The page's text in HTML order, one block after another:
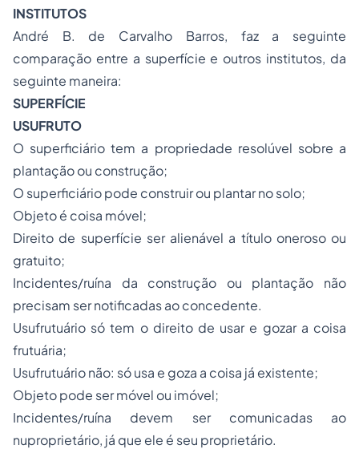
INSTITUTOS
André B. de Carvalho Barros, faz a seguinte
comparação entre a superfície e outros institutos, da
seguinte maneira:
SUPERFÍCIE
USUFRUTO
O superficiário tem a propriedade resolúvel sobre a
plantação ou construção;
O superficiário pode construir ou plantar no solo;
Objeto é coisa móvel;
Direito de superfície ser alienável a título oneroso ou
gratuito;
Incidentes/ruína da construção ou plantação não
precisam ser notificadas ao concedente.
Usufrutuário só tem o direito de usar e gozar a coisa
frutuária;
Usufrutuário não: só usa e goza a coisa já existente;
Objeto pode ser móvel ou imóvel;
Incidentes/ruína devem ser comunicadas ao
nuproprietário, já que ele é seu proprietário.